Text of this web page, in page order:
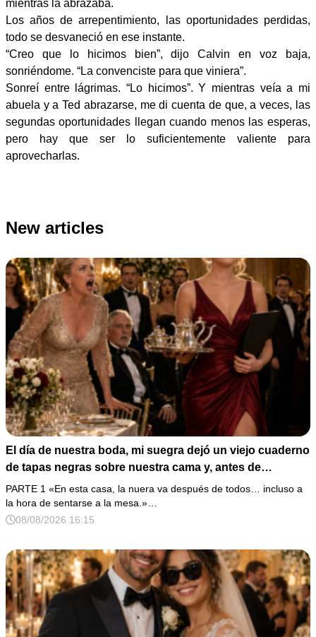
mientras la abrazaba.
Los años de arrepentimiento, las oportunidades perdidas,
todo se desvaneció en ese instante.
“Creo que lo hicimos bien”, dijo Calvin en voz baja,
sonriéndome. “La convenciste para que viniera”.
Sonreí entre lágrimas. “Lo hicimos”. Y mientras veía a mi
abuela y a Ted abrazarse, me di cuenta de que, a veces, las
segundas oportunidades llegan cuando menos las esperas,
pero hay que ser lo suficientemente valiente para
aprovecharlas.
New articles
El día de nuestra boda, mi suegra dejó un viejo cuaderno
de tapas negras sobre nuestra cama y, antes de
marcharse, dijo: «En esta familia todos deben cumplir
una misma regla…».
PARTE 1 «En esta casa, la nuera va después de todos… incluso a
la hora de sentarse a la mesa.»…
08/08/2026 16:15